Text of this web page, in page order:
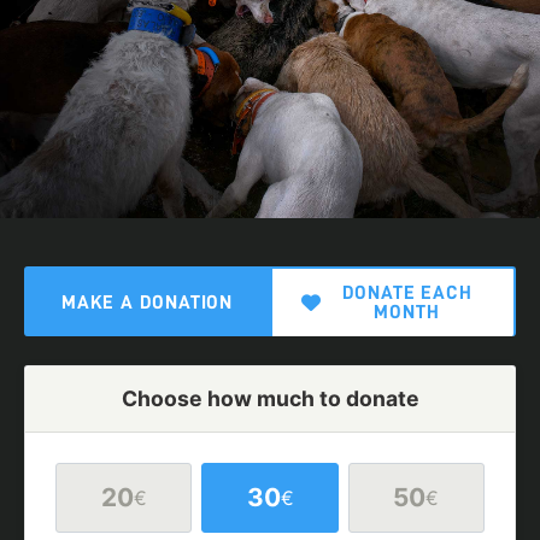
MAKE A DONATION
DONATE EACH
MONTH
Choose how much to donate
20€ 30€ 50€